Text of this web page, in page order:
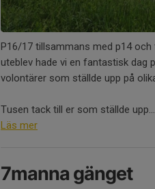
P16/17 tillsammans med p14
uteblev hade vi en fantastisk dag
volontärer som ställde upp på
Tusen tack till er som ställde upp...
Läs mer
7manna gänget